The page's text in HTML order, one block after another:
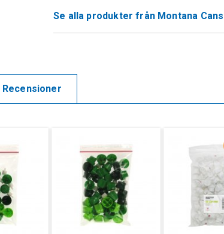
Se alla produkter från Montana Cans
Recensioner